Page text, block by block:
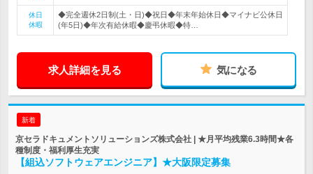
休日
休暇
◆完全週休2日制(土・日)◆祝日◆年末年始休日◆マイナビ公休日
(年5日)◆年次有給休暇◆慶弔休暇◆特…
求人詳細を見る 気になる
新着
京セラドキュメントソリューションズ株式会社 | ★月平均残業6.3時間★各
種制度・福利厚生充実
【組込ソフトウェアエンジニア】★大阪限定募集